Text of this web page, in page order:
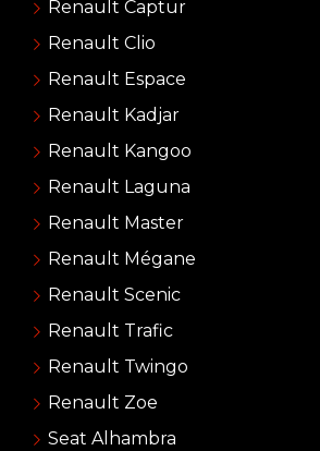
Renault Captur
Renault Clio
Renault Espace
Renault Kadjar
Renault Kangoo
Renault Laguna
Renault Master
Renault Mégane
Renault Scenic
Renault Trafic
Renault Twingo
Renault Zoe
Seat Alhambra